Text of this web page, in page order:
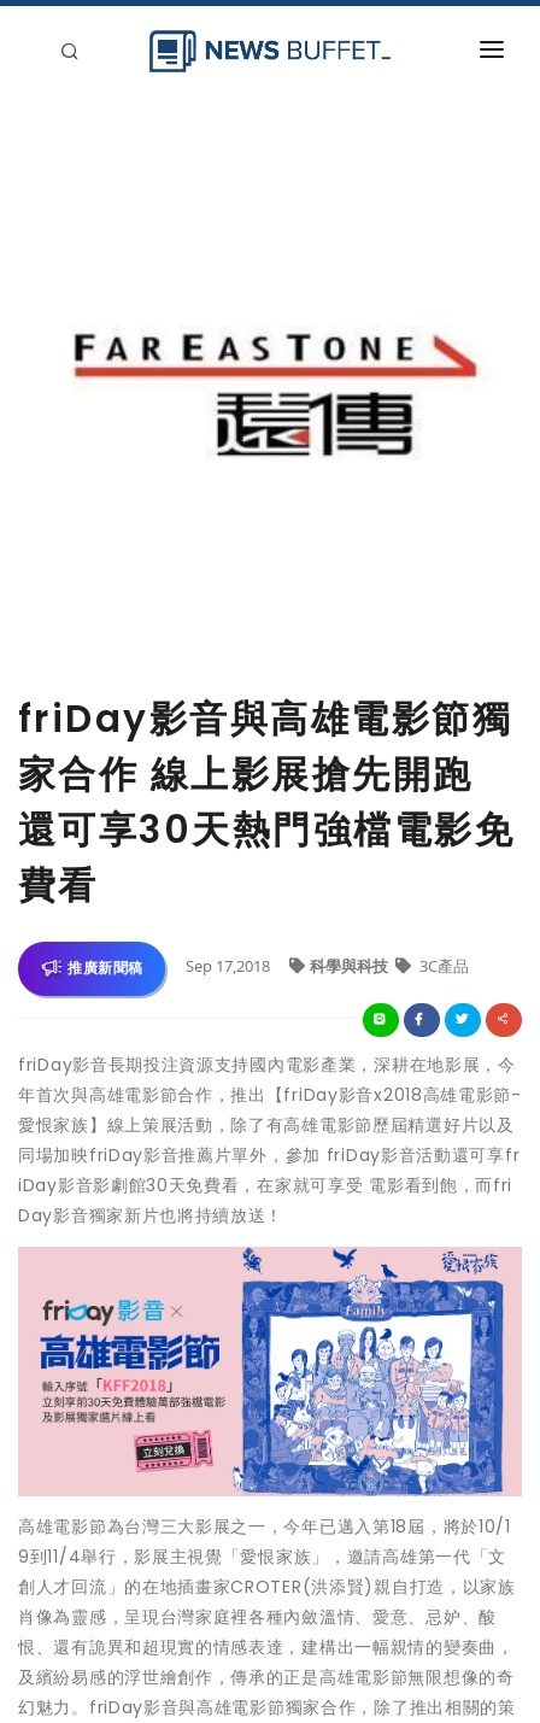
friDay影音與高雄電影節獨
家合作 線上影展搶先開跑
還可享30天熱門強檔電影免
費看
推廣新聞稿 Sep 17,2018 科學與科技 3C產品
friDay影音長期投注資源支持國內電影產業，深耕在地影展，今
年首次與高雄電影節合作，推出【friDay影音x2018高雄電影節-
愛恨家族】線上策展活動，除了有高雄電影節歷屆精選好片以及
同場加映friDay影音推薦片單外，參加 friDay影音活動還可享fr
iDay影音影劇館30天免費看，在家就可享受 電影看到飽，而fri
Day影音獨家新片也將持續放送！
高雄電影節為台灣三大影展之一，今年已邁入第18屆，將於10/1
9到11/4舉行，影展主視覺「愛恨家族」，邀請高雄第一代「文
創人才回流」的在地插畫家CROTER(洪添賢)親自打造，以家族
肖像為靈感，呈現台灣家庭裡各種內斂溫情、愛意、忌妒、酸
恨、還有詭異和超現實的情感表達，建構出一幅親情的變奏曲，
及繽紛易感的浮世繪創作，傳承的正是高雄電影節無限想像的奇
幻魅力。friDay影音與高雄電影節獨家合作，除了推出相關的策